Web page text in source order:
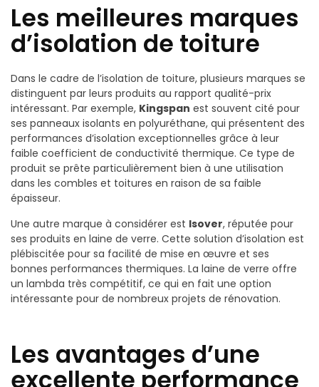
Les meilleures marques
d’isolation de toiture
Dans le cadre de l’isolation de toiture, plusieurs marques se
distinguent par leurs produits au rapport qualité-prix
intéressant. Par exemple, Kingspan est souvent cité pour
ses panneaux isolants en polyuréthane, qui présentent des
performances d’isolation exceptionnelles grâce à leur
faible coefficient de conductivité thermique. Ce type de
produit se prête particulièrement bien à une utilisation
dans les combles et toitures en raison de sa faible
épaisseur.
Une autre marque à considérer est Isover, réputée pour
ses produits en laine de verre. Cette solution d’isolation est
plébiscitée pour sa facilité de mise en œuvre et ses
bonnes performances thermiques. La laine de verre offre
un lambda très compétitif, ce qui en fait une option
intéressante pour de nombreux projets de rénovation.
Les avantages d’une
excellente performance